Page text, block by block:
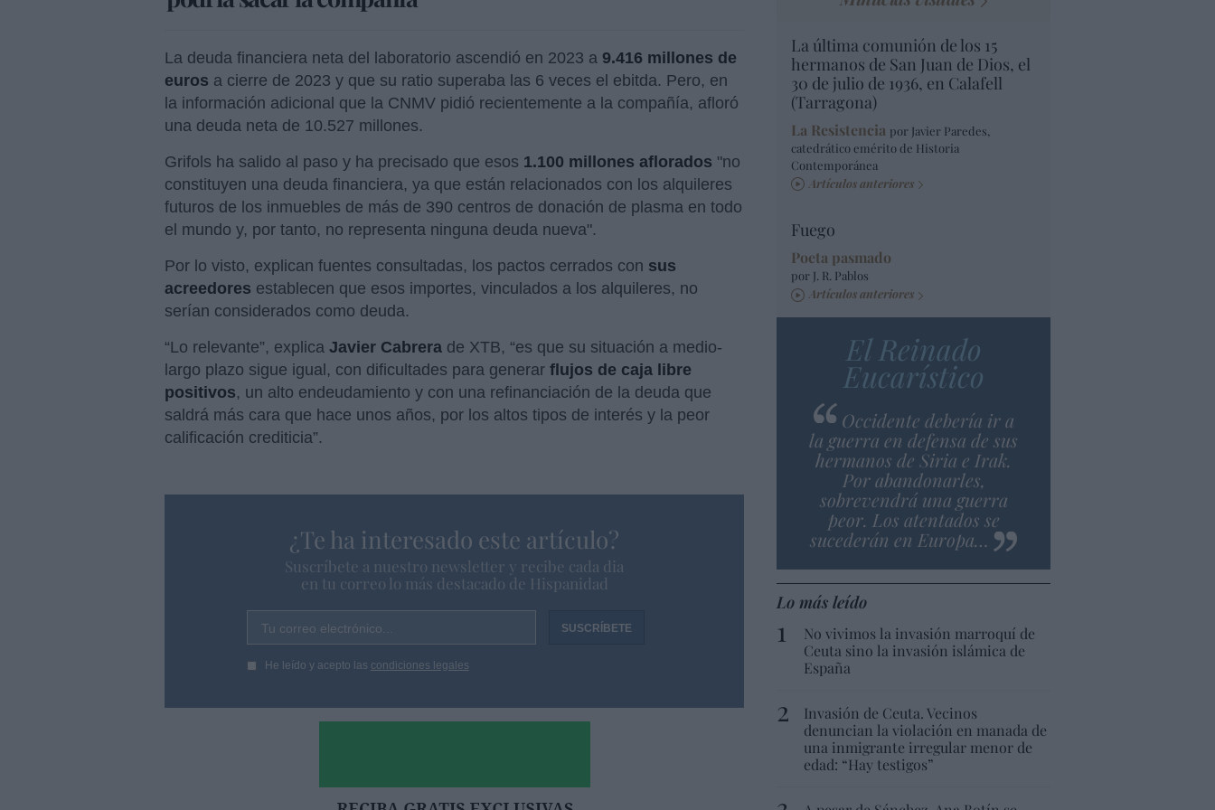
La deuda financiera neta del laboratorio ascendió en 2023 a 9.416 millones de
euros a cierre de 2023 y que su ratio superaba las 6 veces el ebitda. Pero, en
la información adicional que la CNMV pidió recientemente a la compañía, afloró
una deuda neta de 10.527 millones.
Grifols ha salido al paso y ha precisado que esos 1.100 millones aflorados "no
constituyen una deuda financiera, ya que están relacionados con los alquileres
futuros de los inmuebles de más de 390 centros de donación de plasma en todo
el mundo y, por tanto, no representa ninguna deuda nueva".
Por lo visto, explican fuentes consultadas, los pactos cerrados con sus
acreedores establecen que esos importes, vinculados a los alquileres, no
serían considerados como deuda.
“Lo relevante”, explica Javier Cabrera de XTB, “es que su situación a medio-
largo plazo sigue igual, con dificultades para generar flujos de caja libre
positivos, un alto endeudamiento y con una refinanciación de la deuda que
saldrá más cara que hace unos años, por los altos tipos de interés y la peor
calificación crediticia”.
¿Te ha interesado este artículo?
Suscríbete a nuestro newsletter y recibe cada dia
en tu correo lo más destacado de Hispanidad
Tu correo electrónico...
He leído y acepto las condiciones legales
La última comunión de los 15
hermanos de San Juan de Dios, el
30 de julio de 1936, en Calafell
(Tarragona)
La Resistencia por Javier Paredes,
catedrático emérito de Historia
Contemporánea
Artículos anteriores
Fuego
Poeta pasmado
por J. R. Pablos
Artículos anteriores
El Reinado
Eucarístico
Occidente debería ir a
la guerra en defensa de sus
hermanos de Siria e Irak.
Por abandonarles,
sobrevendrá una guerra
peor. Los atentados se
sucederán en Europa…
Lo más leído
No vivimos la invasión marroquí de
Ceuta sino la invasión islámica de
España
Invasión de Ceuta. Vecinos
denuncian la violación en manada de
una inmigrante irregular menor de
edad: “Hay testigos”